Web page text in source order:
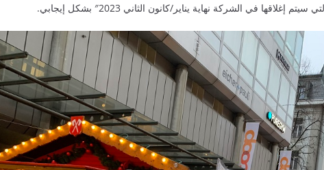
في الشركة نهاية يناير/كانون الثاني 2023″ بشكل إيجابي.